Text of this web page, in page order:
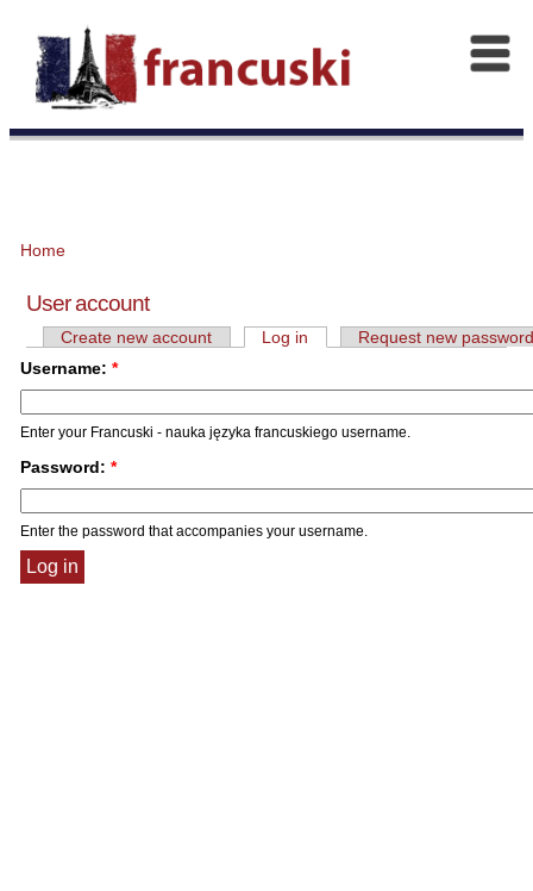
Home
User account
Create new account Log in
Request new
Username: *
Enter your Francuski - nauka języka francuskiego username.
Password: *
Enter the password that accompanies your username.